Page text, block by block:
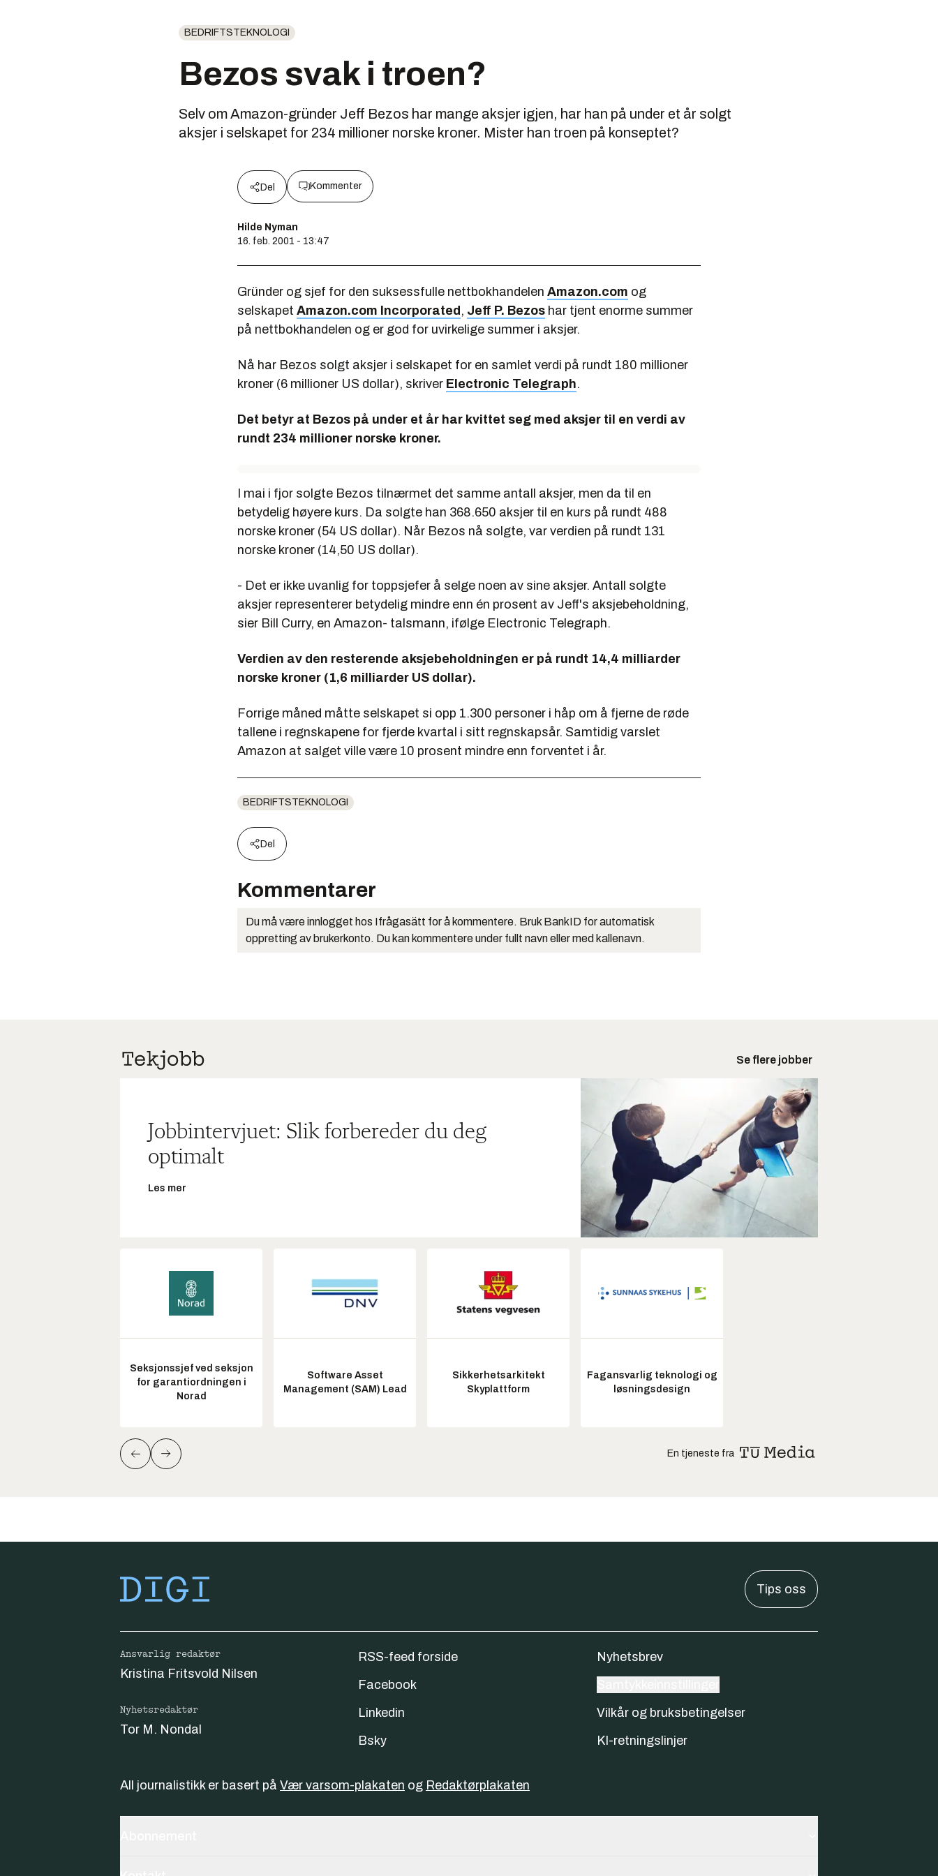
BEDRIFTSTEKNOLOGI
Bezos svak i troen?
Selv om Amazon-gründer Jeff Bezos har mange aksjer igjen, har han på under et år solgt
aksjer i selskapet for 234 millioner norske kroner. Mister han troen på konseptet?
Del Kommenter
Hilde Nyman
16. feb. 2001 - 13:47
Gründer og sjef for den suksessfulle nettbokhandelen Amazon.com og
selskapet Amazon.com Incorporated , Jeff P. Bezos har tjent enorme summer
på nettbokhandelen og er god for uvirkelige summer i aksjer.
Nå har Bezos solgt aksjer i selskapet for en samlet verdi på rundt 180 millioner
kroner (6 millioner US dollar), skriver Electronic Telegraph.
Det betyr at Bezos på under et år har kvittet seg med aksjer til en verdi av
rundt 234 millioner norske kroner.
I mai i fjor solgte Bezos tilnærmet det samme antall aksjer, men da til en
betydelig høyere kurs. Da solgte han 368.650 aksjer til en kurs på rundt 488
norske kroner (54 US dollar). Når Bezos nå solgte, var verdien på rundt 131
norske kroner (14,50 US dollar).
- Det er ikke uvanlig for toppsjefer å selge noen av sine aksjer. Antall solgte
aksjer representerer betydelig mindre enn én prosent av Jeff's aksjebeholdning,
sier Bill Curry, en Amazon- talsmann, ifølge Electronic Telegraph.
Verdien av den resterende aksjebeholdningen er på rundt 14,4 milliarder
norske kroner (1,6 milliarder US dollar).
Forrige måned måtte selskapet si opp 1.300 personer i håp om å fjerne de røde
tallene i regnskapene for fjerde kvartal i sitt regnskapsår. Samtidig varslet
Amazon at salget ville være 10 prosent mindre enn forventet i år.
BEDRIFTSTEKNOLOGI
Del
Kommentarer
Du må være innlogget hos Ifrågasätt for å kommentere. Bruk BankID for automatisk
oppretting av brukerkonto. Du kan kommentere under fullt navn eller med kallenavn.
Se flere jobber
Jobbintervjuet: Slik forbereder du deg
optimalt
Les mer
Seksjonssjef ved seksjon
for garantiordningen i
Norad
Software Asset
Management (SAM) Lead
Sikkerhetsarkitekt
Skyplattform
Fagansvarlig teknologi og
løsningsdesign
En tjeneste fra
Tips oss
Ansvarlig redaktør
Kristina Fritsvold Nilsen
Nyhetsredaktør
Tor M. Nondal
RSS-feed forside
Facebook
Linkedin
Bsky
Nyhetsbrev
Vilkår og bruksbetingelser
KI-retningslinjer
All journalistikk er basert på Vær varsom-plakaten og Redaktørplakaten